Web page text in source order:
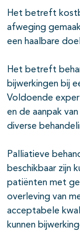
Het betreft
afweging
een haalbare
Het betreft
bijwerkingen bij
Voldoende
en de aanpak
diverse
Palliatieve
beschikbaar zijn
patiënten met
overleving van
acceptabele
kunnen